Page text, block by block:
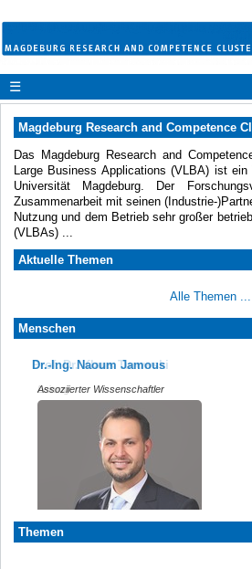
☰
Magdeburg Research and Competence
Das Magdeburg Research and
Large Business Applications (VLBA) ist
Universität Magdeburg. Der
Zusammenarbeit mit seinen (Industrie-
Nutzung und dem Betrieb sehr großer
(VLBAs) ...
Aktuelle Themen
Alle Themen ...
Menschen
Prof. Dr. Klaus Turowski
Leitung
Dr.-Ing. Naoum Jamous
Assoziierter Wissenschaftler
Themen